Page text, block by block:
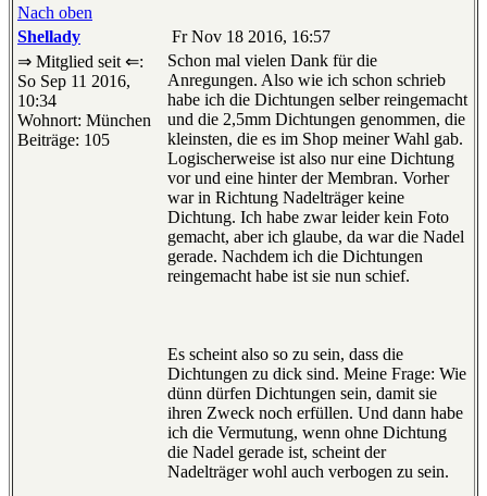
Nach oben
Shellady
Fr Nov 18 2016, 16:57
⇒ Mitglied seit ⇐:
So Sep 11 2016,
10:34
Wohnort: München
Beiträge: 105
Schon mal vielen Dank für die
Anregungen. Also wie ich schon schrieb
habe ich die Dichtungen selber reingemacht
und die 2,5mm Dichtungen genommen, die
kleinsten, die es im Shop meiner Wahl gab.
Logischerweise ist also nur eine Dichtung
vor und eine hinter der Membran. Vorher
war in Richtung Nadelträger keine
Dichtung. Ich habe zwar leider kein Foto
gemacht, aber ich glaube, da war die Nadel
gerade. Nachdem ich die Dichtungen
reingemacht habe ist sie nun schief.
Es scheint also so zu sein, dass die
Dichtungen zu dick sind. Meine Frage: Wie
dünn dürfen Dichtungen sein, damit sie
ihren Zweck noch erfüllen. Und dann habe
ich die Vermutung, wenn ohne Dichtung
die Nadel gerade ist, scheint der
Nadelträger wohl auch verbogen zu sein.